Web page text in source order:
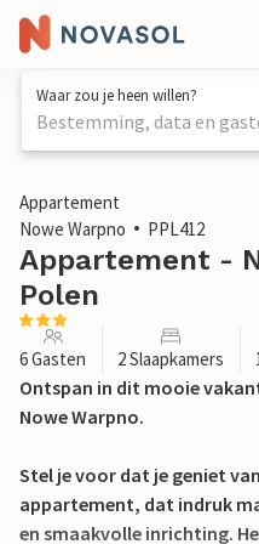
Waar zou je heen willen?
Bestemming, data en
1 / 17
Appartement
Nowe Warpno
PPL412
Appartement -
Polen
6 Gasten 2 Slaapkamers
Ontspan in dit mooie
Nowe Warpno.
Stel je voor dat je geniet
appartement, dat indruk
en smaakvolle inrichting.